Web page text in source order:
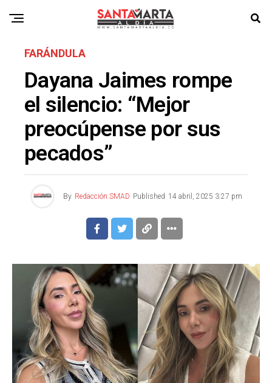
FARÁNDULA
Dayana Jaimes rompe
el silencio: “Mejor
preocúpense por sus
pecados”
By Redacción SMAD Published 14 abril, 2025 3:27 pm